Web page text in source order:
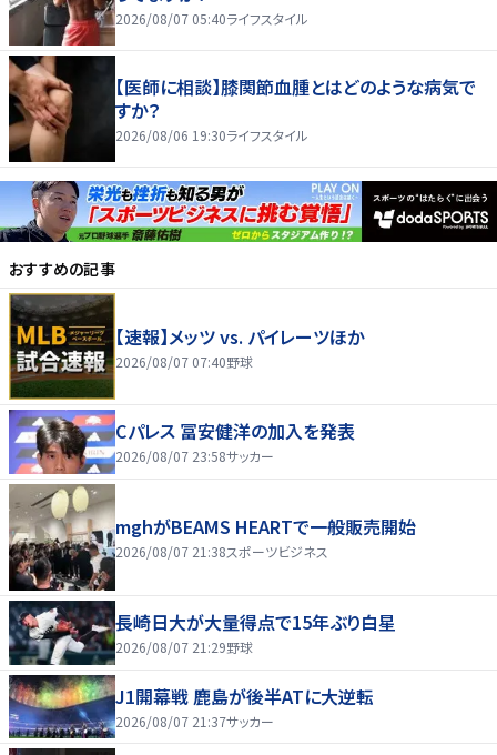
2026/08/07 05:40ライフスタイル
【医師に相談】膝関節血腫とはどのような病気で
すか？
2026/08/06 19:30ライフスタイル
おすすめの記事
【速報】メッツ vs. パイレーツほか
2026/08/07 07:40野球
Cパレス 冨安健洋の加入を発表
2026/08/07 23:58サッカー
mghがBEAMS HEARTで一般販売開始
2026/08/07 21:38スポーツビジネス
長崎日大が大量得点で15年ぶり白星
2026/08/07 21:29野球
J1開幕戦 鹿島が後半ATに大逆転
2026/08/07 21:37サッカー